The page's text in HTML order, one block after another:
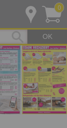
OK
0